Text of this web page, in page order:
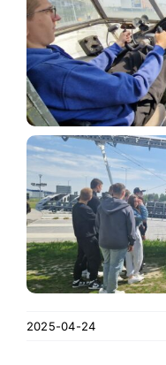
2025-04-24